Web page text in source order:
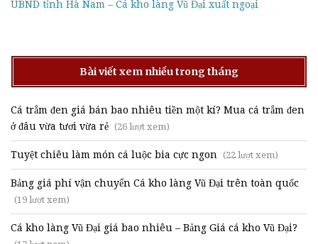
UBND tỉnh Hà Nam – Cá kho làng Vũ Đại xuất ngoại
Bài viết xem nhiều trong tháng
Cá trắm đen giá bán bao nhiêu tiền một kí? Mua cá trắm đen
ở đâu vừa tươi vừa rẻ (26 lượt xem)
Tuyệt chiêu làm món cá luộc bia cực ngon (22 lượt xem)
Bảng giá phí vận chuyển Cá kho làng Vũ Đại trên toàn quốc
(19 lượt xem)
Cá kho làng Vũ Đại giá bao nhiêu – Bảng Giá cá kho Vũ Đại?